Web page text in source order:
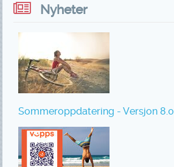
Nyheter
Sommeroppdatering - Versjon 8.0